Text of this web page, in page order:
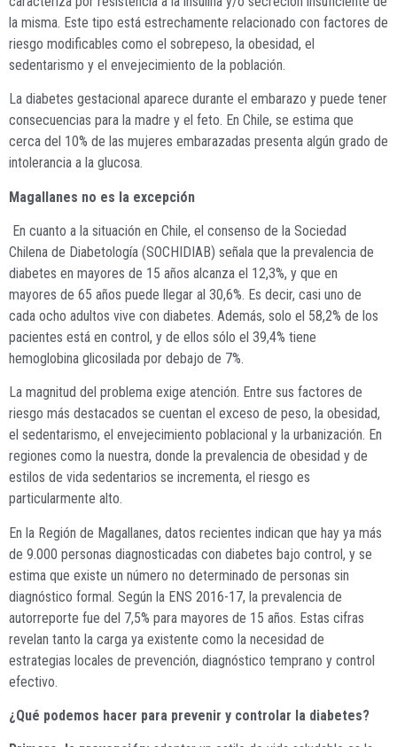
la misma. Este tipo está estrechamente relacionado con factores de
riesgo modificables como el sobrepeso, la obesidad, el
sedentarismo y el envejecimiento de la población.
La diabetes gestacional aparece durante el embarazo y puede tener
consecuencias para la madre y el feto. En Chile, se estima que
cerca del 10% de las mujeres embarazadas presenta algún grado de
intolerancia a la glucosa.
Magallanes no es la excepción
En cuanto a la situación en Chile, el consenso de la Sociedad
Chilena de Diabetología (SOCHIDIAB) señala que la prevalencia de
diabetes en mayores de 15 años alcanza el 12,3%, y que en
mayores de 65 años puede llegar al 30,6%. Es decir, casi uno de
cada ocho adultos vive con diabetes. Además, solo el 58,2% de los
pacientes está en control, y de ellos sólo el 39,4% tiene
hemoglobina glicosilada por debajo de 7%.
La magnitud del problema exige atención. Entre sus factores de
riesgo más destacados se cuentan el exceso de peso, la obesidad,
el sedentarismo, el envejecimiento poblacional y la urbanización. En
regiones como la nuestra, donde la prevalencia de obesidad y de
estilos de vida sedentarios se incrementa, el riesgo es
particularmente alto.
En la Región de Magallanes, datos recientes indican que hay ya más
de 9.000 personas diagnosticadas con diabetes bajo control, y se
estima que existe un número no determinado de personas sin
diagnóstico formal. Según la ENS 2016-17, la prevalencia de
autorreporte fue del 7,5% para mayores de 15 años. Estas cifras
revelan tanto la carga ya existente como la necesidad de
estrategias locales de prevención, diagnóstico temprano y control
efectivo.
¿Qué podemos hacer para prevenir y controlar la diabetes?